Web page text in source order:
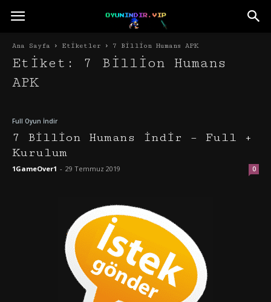
Ana Sayfa Etiketler 7 Billion Humans APK
Etiket: 7 Billion Humans
APK
Full Oyun İndir
7 Billion Humans İndir – Full +
Kurulum
1GameOver1 - 29 Temmuz 2019 0